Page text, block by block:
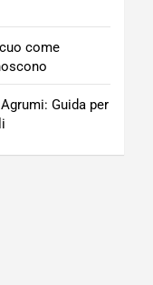
come
Guida per